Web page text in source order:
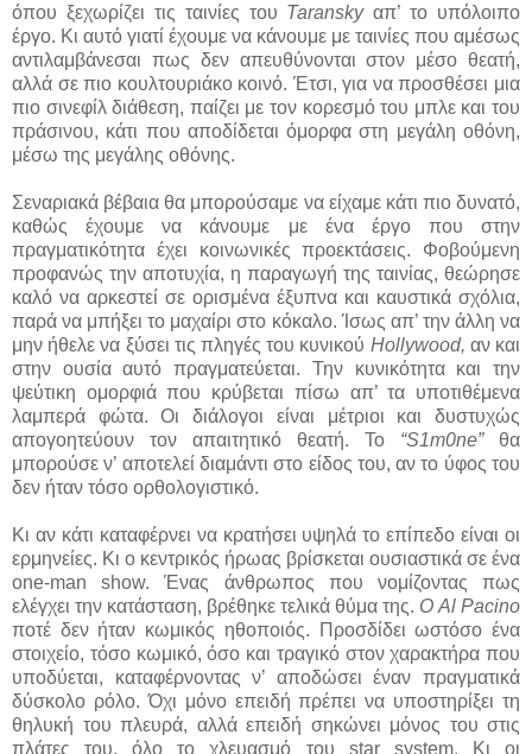
όπου ξεχωρίζει τις ταινίες του Taranskyαπ’ το υπόλοιπο
έργο. Κι αυτό γιατί έχουμε να κάνουμε με ταινίες που αμέσως
αντιλαμβάνεσαι πως δεν απευθύνονται στον μέσο θεατή,
αλλά σε πιο κουλτουριάκο κοινό. Έτσι, για να προσθέσει μια
πιο σινεφίλ διάθεση, παίζει με τον κορεσμό του μπλε και του
πράσινου, κάτι που αποδίδεται όμορφα στη μεγάλη οθόνη,
μέσω της μεγάλης οθόνης.
Σεναριακά βέβαια θα μπορούσαμε να είχαμε κάτι πιο δυνατό,
καθώς έχουμε να κάνουμε με ένα έργο που στην
πραγματικότητα έχει κοινωνικές προεκτάσεις. Φοβούμενη
προφανώς την αποτυχία, η παραγωγή της ταινίας, θεώρησε
καλό να αρκεστεί σε ορισμένα έξυπνα και καυστικά σχόλια,
παρά να μπήξει το μαχαίρι στο κόκαλο. Ίσως απ’ την άλλη να
μην ήθελε να ξύσει τις πληγές του κυνικού Hollywood, αν και
στην ουσία αυτό πραγματεύεται. Την κυνικότητα και την
ψεύτικη ομορφιά που κρύβεται πίσω απ’ τα υποτιθέμενα
λαμπερά φώτα. Οι διάλογοι είναι μέτριοι και δυστυχώς
απογοητεύουν τον απαιτητικό θεατή. Το “S1m0ne”θα
μπορούσε ν’ αποτελεί διαμάντι στο είδος του, αν το ύφος του
δεν ήταν τόσο ορθολογιστικό.
Κι αν κάτι καταφέρνει να κρατήσει υψηλά το επίπεδο είναι οι
ερμηνείες. Κι ο κεντρικός ήρωας βρίσκεται ουσιαστικά σε ένα
one-man show. Ένας άνθρωπος που νομίζοντας πως
ελέγχει την κατάσταση, βρέθηκε τελικά θύμα της. Ο Al Pacino
ποτέ δεν ήταν κωμικός ηθοποιός. Προσδίδει ωστόσο ένα
στοιχείο, τόσο κωμικό, όσο και τραγικό στον χαρακτήρα που
υποδύεται, καταφέρνοντας ν’ αποδώσει έναν πραγματικά
δύσκολο ρόλο. Όχι μόνο επειδή πρέπει να υποστηρίξει τη
θηλυκή του πλευρά, αλλά επειδή σηκώνει μόνος του στις
πλάτες του, όλο το χλευασμό του star system. Κι οι